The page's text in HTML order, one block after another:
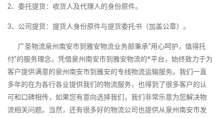
2、委托提货：收货人及代理人的身份原件。
3、公司提货：提货人身份原件与提货委托书（加盖公章）。
广圣物流泉州南安市到雅安物流业务部秉承“用心呵护，值得托
付”的服务理念，凭借泉州南安市到雅安物流的*平台，始终致力于为
客户提供满意的泉州南安市到雅安的专线物流运输服务。我们一直
多年的在为各行各业提供我们的物流服务，也得到了很多客户的认
可和口碑相传，如果您有意向选择我们，我们非常乐意为您解决物
流相关问题。当然，还有很多好的物流公司也提供从泉州南安市发